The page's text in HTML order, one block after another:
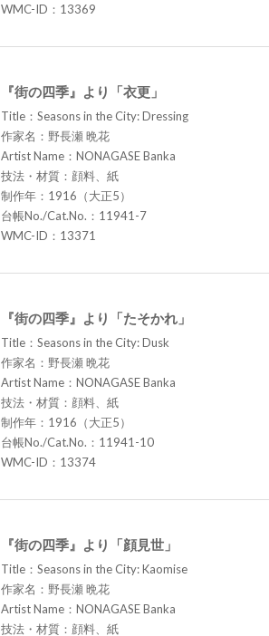
WMC-ID：13369
『街の四季』より「衣更」
Title：Seasons in the City: Dressing
作家名：野長瀬 晩花
Artist Name：NONAGASE Banka
技法・材質：顔料、紙
制作年：1916（大正5）
台帳No./Cat.No.：11941-7
WMC-ID：13371
『街の四季』より「たそかれ」
Title：Seasons in the City: Dusk
作家名：野長瀬 晩花
Artist Name：NONAGASE Banka
技法・材質：顔料、紙
制作年：1916（大正5）
台帳No./Cat.No.：11941-10
WMC-ID：13374
『街の四季』より「顔見世」
Title：Seasons in the City: Kaomise
作家名：野長瀬 晩花
Artist Name：NONAGASE Banka
技法・材質：顔料、紙